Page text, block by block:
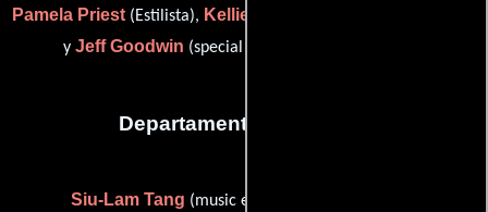
Pamela Priest(Estilista), Kellie Cooper Teets
y Jeff Goodwin (special makeup effects artist (u))
Departamento de musica
Siu-Lam Tang (music editor (as Stephen Tang))